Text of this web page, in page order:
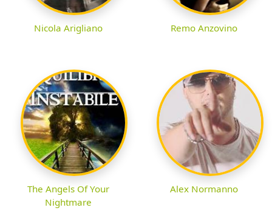
Nicola Arigliano Remo Anzovino
The Angels Of Your
Nightmare
Alex Normanno